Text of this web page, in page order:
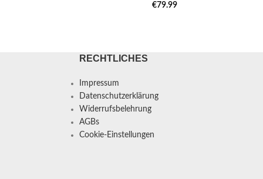
€79.99
RECHTLICHES
Impressum
Datenschutzerklärung
Widerrufsbelehrung
AGBs
Cookie-Einstellungen